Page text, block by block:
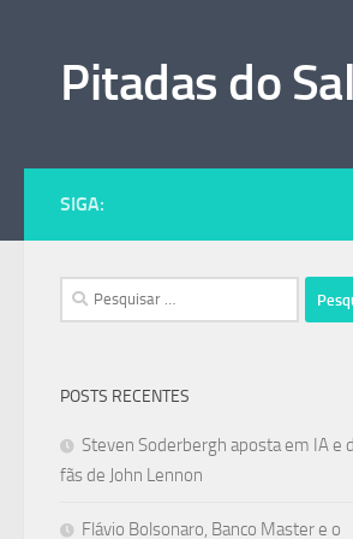
Pitadas do Sal
SIGA:
Pesquisar
por:
POSTS RECENTES
Steven Soderbergh aposta em IA e
fãs de John Lennon
Flávio Bolsonaro, Banco Master e o